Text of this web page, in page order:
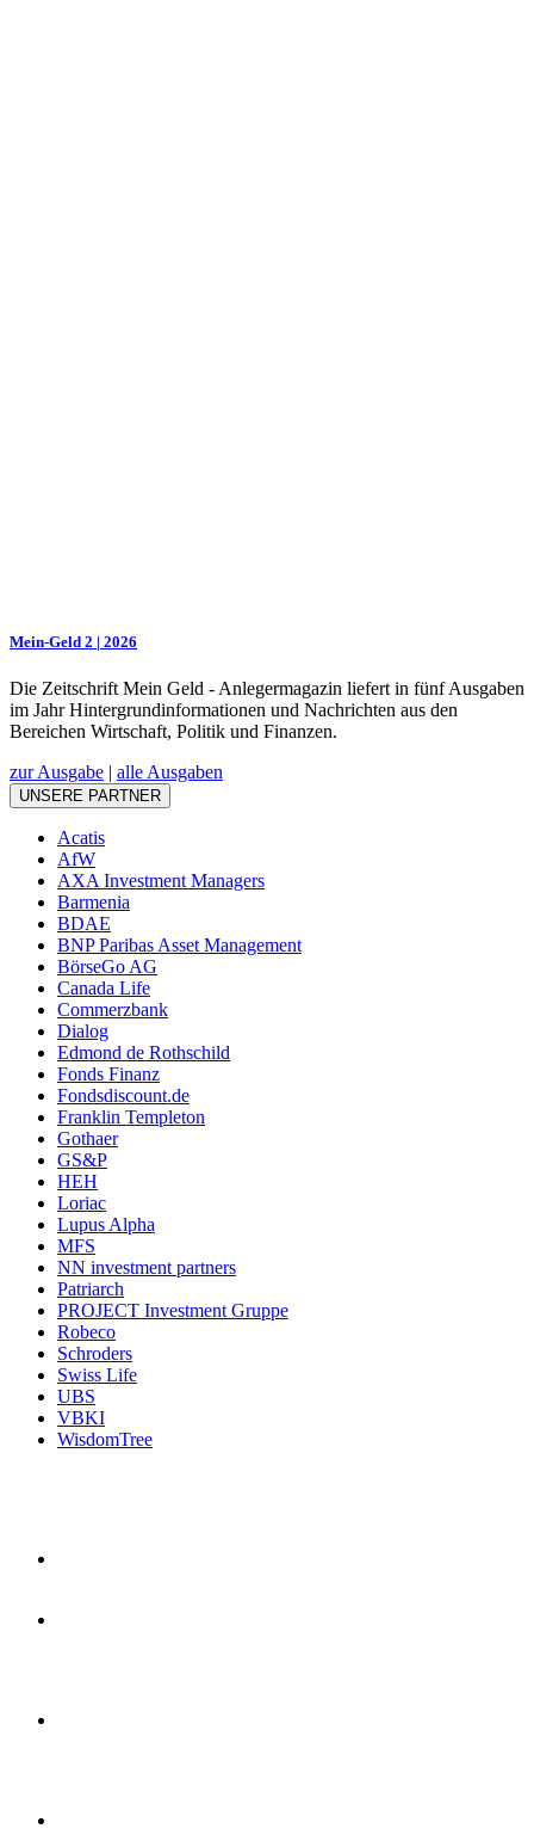
Mein-Geld 2 | 2026
Die Zeitschrift Mein Geld - Anlegermagazin liefert in fünf Ausgaben
im Jahr Hintergrundinformationen und Nachrichten aus den
Bereichen Wirtschaft, Politik und Finanzen.
zur Ausgabe | alle Ausgaben
UNSERE PARTNER
Acatis
AfW
AXA Investment Managers
Barmenia
BDAE
BNP Paribas Asset Management
BörseGo AG
Canada Life
Commerzbank
Dialog
Edmond de Rothschild
Fonds Finanz
Fondsdiscount.de
Franklin Templeton
Gothaer
GS&P
HEH
Loriac
Lupus Alpha
MFS
NN investment partners
Patriarch
PROJECT Investment Gruppe
Robeco
Schroders
Swiss Life
UBS
VBKI
WisdomTree